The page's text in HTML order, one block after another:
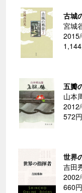
古城
宮城
1,144
五瓣
山本
572
世界
吉田
660